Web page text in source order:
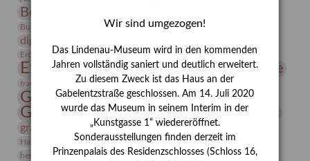
Bernhard August von Lindenau
Burg Posterstein Conrad Felixmüller Depot
digitallabor
Erdmann Julius Dietrich
Erlebnisportal estrusker Exlibris
Expressionismus Festrede Florenz Fotografie
frauen Frauen in der Antike und heute
Gerhard-Altenbourg-Preis
Gerhard Altenbourg
Gerhard Kurt Müller
grafische sammlung griechische Mythologie
Hanns-Conon von der Gabelentz Heinrich Kirchhoff Heldinnen
herman de vries Humboldt
Insekten
Wir sind umgezogen!
Das Lindenau-Museum wird in den kommenden
Jahren vollständig saniert und deutlich erweitert.
Zu diesem Zweck ist das Haus an der
Gabelentzstraße geschlossen. Am 14. Juli 2020
wurde das Museum in seinem Interim in der
„Kunstgasse 1“ wiedereröffnet.
Sonderausstellungen finden derzeit im
Prinzenpalais des Residenzschlosses (Schloss 16,